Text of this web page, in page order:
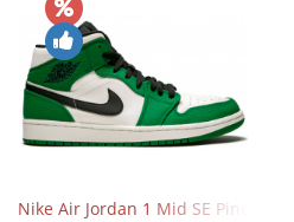
Nike Air Jordan 1 Mid SE Pine Green